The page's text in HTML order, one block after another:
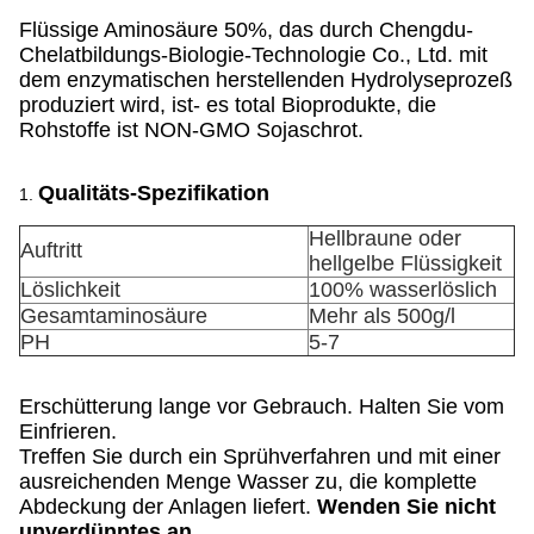
Flüssige Aminosäure 50%, das durch Chengdu-
Chelatbildungs-Biologie-Technologie Co., Ltd. mit
dem enzymatischen herstellenden Hydrolyseprozeß
produziert wird, ist- es total Bioprodukte, die
Rohstoffe ist NON-GMO Sojaschrot.
1. Qualitäts-Spezifikation
Auftritt
Hellbraune oder
hellgelbe Flüssigkeit
Löslichkeit
100% wasserlöslich
Gesamtaminosäure
Mehr als 500g/l
PH
5-7
Erschütterung lange vor Gebrauch. Halten Sie vom
Einfrieren.
Treffen Sie durch ein Sprühverfahren und mit einer
ausreichenden Menge Wasser zu, die komplette
Abdeckung der Anlagen liefert. Wenden Sie nicht